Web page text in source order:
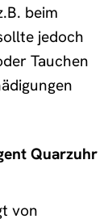
beim
jedoch
Tauchen
Quarzuhr
von